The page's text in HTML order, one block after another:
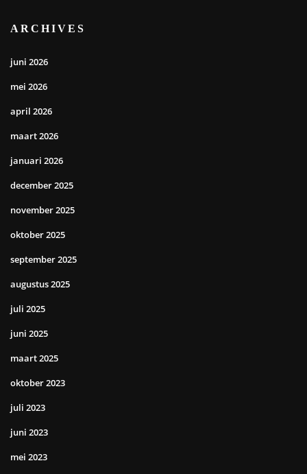
ARCHIVES
juni 2026
mei 2026
april 2026
maart 2026
januari 2026
december 2025
november 2025
oktober 2025
september 2025
augustus 2025
juli 2025
juni 2025
maart 2025
oktober 2023
juli 2023
juni 2023
mei 2023